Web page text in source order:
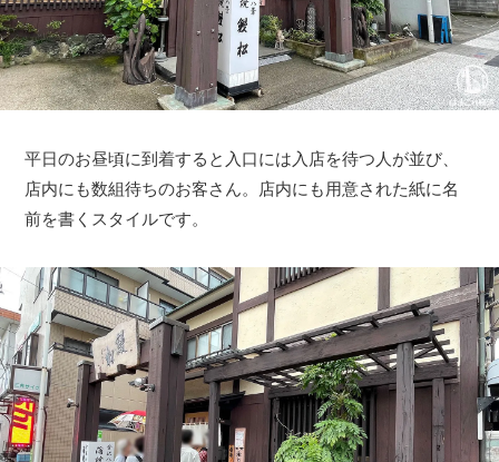
平日のお昼頃に到着すると入口には入店を待つ人が並び、
店内にも数組待ちのお客さん。店内にも用意された紙に名
前を書くスタイルです。